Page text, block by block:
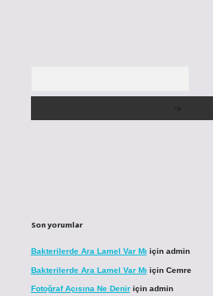
Son yorumlar
Bakterilerde Ara Lamel Var Mı için admin
Bakterilerde Ara Lamel Var Mı için Cemre
Fotoğraf Açısına Ne Deniriçin admin